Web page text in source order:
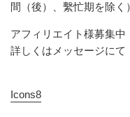
間（後）、繫忙期を除く）
アフィリエイト様募集中
詳しくはメッセージにて
Icons8